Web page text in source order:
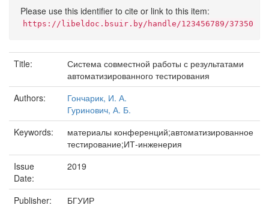
Please use this identifier to cite or link to this item:
https://libeldoc.bsuir.by/handle/123456789/37350
Title:
Система совместной работы с результатами
автоматизированного тестирования
Authors:
Гончарик, И. А.
Гуринович, А. Б.
Keywords:
материалы конференций;автоматизированное
тестирование;ИТ-инженерия
Issue
Date:
2019
Publisher:
БГУИР